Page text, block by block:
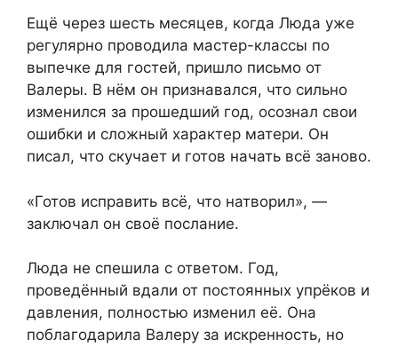
Ещё через шесть месяцев, когда Люда уже
регулярно проводила мастер-классы по
выпечке для гостей, пришло письмо от
Валеры. В нём он признавался, что сильно
изменился за прошедший год, осознал свои
ошибки и сложный характер матери. Он
писал, что скучает и готов начать всё заново.
«Готов исправить всё, что натворил», —
заключал он своё послание.
Люда не спешила с ответом. Год,
проведённый вдали от постоянных упрёков и
давления, полностью изменил её. Она
поблагодарила Валеру за искренность, но